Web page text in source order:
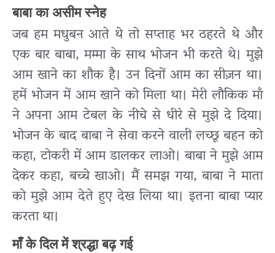
बाबा का असीम स्नेह
जब हम मधुबन आते थे तो सप्ताह भर ठहरते थे और
एक बार बाबा, मम्मा के साथ भोजन भी करते थे। मुझे
आम खाने का शौक है। उन दिनों आम का सीज़न था।
हमें भोजन में आम खाने को मिला था। मेरी लौकिक माँ
ने अपना आम टेबल के नीचे से धीरे से मुझे दे दिया।
भोजन के बाद बाबा ने सेवा करने वाली लच्छू बहन को
कहा, टोकरी में आम डालकर लाओ। बाबा ने मुझे आम
देकर कहा, बच्चे खाओ। मैं समझ गया, बाबा ने माता
को मुझे आम देते हुए देख लिया था। इतना बाबा प्यार
करता था।
माँ के दिल में श्रद्धा बढ़ गई